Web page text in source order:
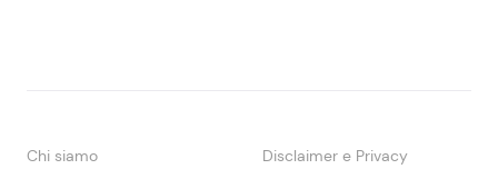
Chi siamo Disclaimer e Privacy